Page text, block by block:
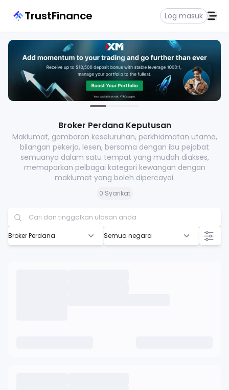
TrustFinance Log masuk
Broker Perdana Keputusan
Maklumat, gambaran keseluruhan, perkhidmatan utama,
bilangan pekerja, lesen, bersama dengan ibu pejabat
semuanya dalam satu tempat yang mudah diakses,
memaparkan pelbagai kategori kewangan dengan
maklumat yang boleh dipercayai.
0 Syarikat